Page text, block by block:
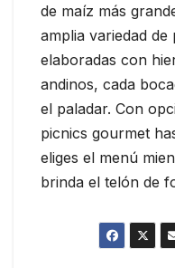
de maíz más
amplia variedad de
elaboradas con
andinos, cada
el paladar. Con
picnics gourmet
eliges el menú
brinda el telón de